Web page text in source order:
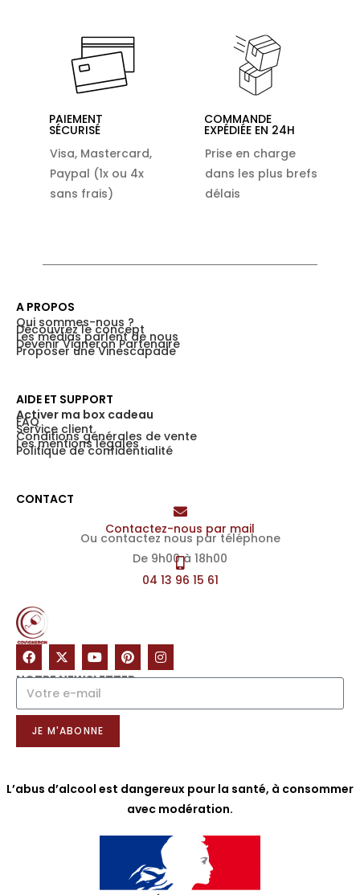
PAIEMENT
SÉCURISÉ
Visa, Mastercard,
Paypal (1x ou 4x
sans frais)
COMMANDE
EXPÉDIÉE EN 24H
Prise en charge
dans les plus brefs
délais
NOTRE NEWSLETTER
JE M'ABONNE
CONTACT
Contactez-nous par mail
Ou contactez nous par téléphone
De 9h00 à 18h00
04 13 96 15 61
AIDE ET SUPPORT
Activer ma box cadeau
FAQ
Service client
Conditions générales de vente
Les mentions légales
Politique de confidentialité
A PROPOS
Qui sommes-nous ?
Découvrez le concept
Les médias parlent de nous
Devenir Vigneron Partenaire
Proposer une Vinescapade
L’abus d’alcool est dangereux pour la santé, à consommer
avec modération.